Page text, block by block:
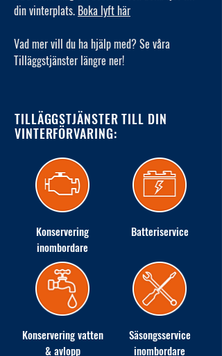
din vinterplats. Boka lyft här
Vad mer vill du ha hjälp med? Se våra
Tilläggstjänster längre ner!
TILLÄGGSTJÄNSTER TILL DIN
VINTERFÖRVARING:
Konservering
inombordare
Batteriservice
Konservering vatten
& avlopp
Säsongsservice
inombordare